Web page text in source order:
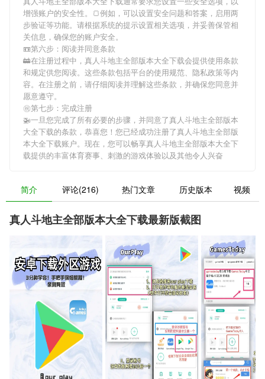
增强账户的安全性。🍞例如，可以设置安全问题和答案，启用两
步验证等功能。请根据系统的提示设置相关选项，并妥善保管相
关信息，确保您的账户安全。
📼第六步：阅读并同意条款
🚋在注册过程中， 真人斗地主全部版本大全下载会提供使用条款
和规定供您阅读。这些条款包括平台的使用规范、隐私政策等内
容。在注册之前，请仔细阅读并理解这些条款，并确保您同意并
愿意遵守。
㊗第七步：完成注册
🚁一旦您完成了所有必要的步骤，并同意了真人斗地主全部版本
大全下载的条款，恭喜您！您已经成功注册了真人斗地主全部版
本大全下载账户。现在，您可以畅享真人斗地主全部版本大全下
载提供的丰富体育赛事、刺激的游戏体验以及其他令人兴奋
简介 评论(216) 热门文章 历史版本 视频
真人斗地主全部版本大全下载最新版截图